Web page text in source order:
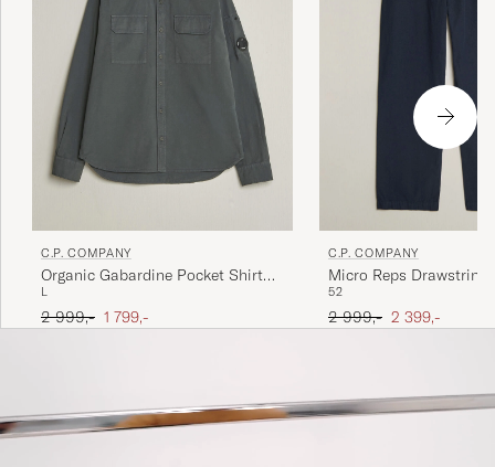
C.P. COMPANY
Organic Gabardine Pocket Shirt
Dark Grey
L
Ordinær pris
2 999,- Nedsatt pris
1 799,-
C.P. COMPANY
Micro Reps Drawstring
52
Ordinær pris
2 999,- Nedsatt pris
2 399,-